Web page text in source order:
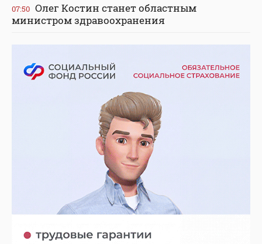
07:50 Олег Костин станет областным
министром здравоохранения